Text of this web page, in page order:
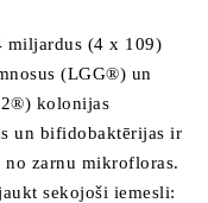
miljardus (4 x 109)
(LGG®) un
kolonijas
un bifidobaktērijas ir
zarnu mikrofloras.
sekojoši iemesli: